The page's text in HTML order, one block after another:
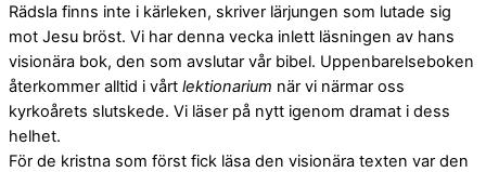
Rädsla finns inte i kärleken, skriver lärjungen som lutade sig
mot Jesu bröst. Vi har denna vecka inlett läsningen av hans
visionära bok, den som avslutar vår bibel. Uppenbarelseboken
återkommer alltid i vårt lektionarium när vi närmar oss
kyrkoårets slutskede. Vi läser på nytt igenom dramat i dess
helhet.
För de kristna som först fick läsa den visionära texten var den